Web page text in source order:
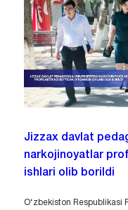
Jizzax davlat
narkojinoyatlar
ishlari olib borildi
O‘zbekiston